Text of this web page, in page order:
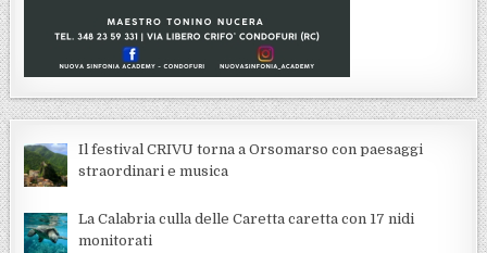
Il festival CRIVU torna a Orsomarso con paesaggi
straordinari e musica
La Calabria culla delle Caretta caretta con 17 nidi
monitorati